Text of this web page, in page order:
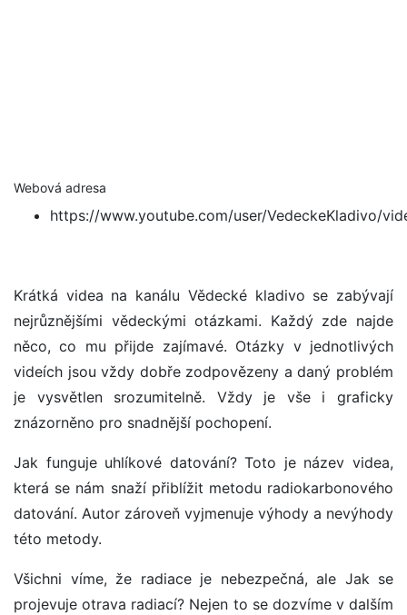
Webová adresa
https://www.youtube.com/user/VedeckeKladivo/
Krátká videa na kanálu Vědecké kladivo se zabývají
nejrůznějšími vědeckými otázkami. Každý zde najde
něco, co mu přijde zajímavé. Otázky v jednotlivých
videích jsou vždy dobře zodpovězeny a daný problém
je vysvětlen srozumitelně. Vždy je vše i graficky
znázorněno pro snadnější pochopení.
Jak funguje uhlíkové datování? Toto je název videa,
která se nám snaží přiblížit metodu radiokarbonového
datování. Autor zároveň vyjmenuje výhody a nevýhody
této metody.
Všichni víme, že radiace je nebezpečná, ale Jak se
projevuje otrava radiací? Nejen to se dozvíme v dalším